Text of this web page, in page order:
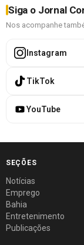
Siga o Jornal
Nos acompanhe
Instagram
TikTok
YouTube
SEÇÕES
Notícias
Emprego
Bahia
Entretenimento
Publicações